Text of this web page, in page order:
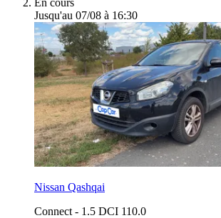
Jusqu'au 07/08 à 16:30
Nissan Qashqai
Connect - 1.5 DCI 110.0